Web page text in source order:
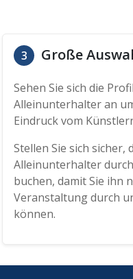
3 Große
Sehen Sie sich die
Alleinunterhalter an
Eindruck vom
Stellen Sie sich sicher,
Alleinunterhalter
buchen, damit Sie ihn
Veranstaltung durch
können.